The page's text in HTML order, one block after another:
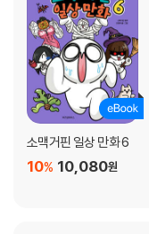
6화 어지럼증을 멈춰 줘!
인체 친구들 탐구 편6 자
깔깔 소맥이네 놀이터2
에필로그: 뇌의 간절한 사
소맥거핀 일상 만화 6
10,080원
10%